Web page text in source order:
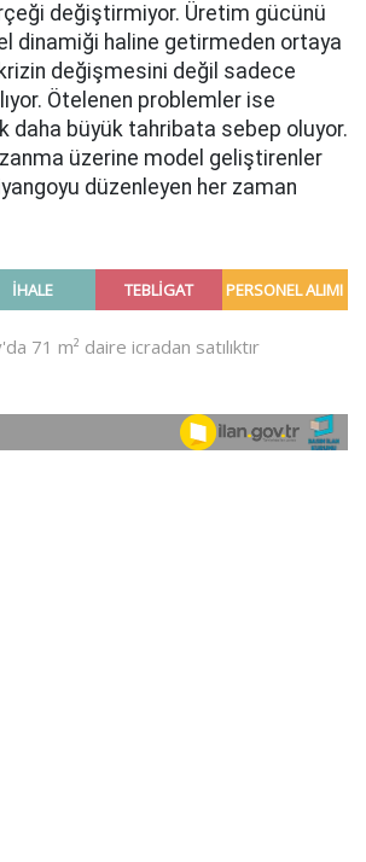
değiştirmiyor. Üretim gücünü
dinamiği haline getirmeden ortaya
değişmesini değil sadece
Ötelenen problemler ise
daha büyük tahribata sebep oluyor.
üzerine model geliştirenler
düzenleyen her zaman